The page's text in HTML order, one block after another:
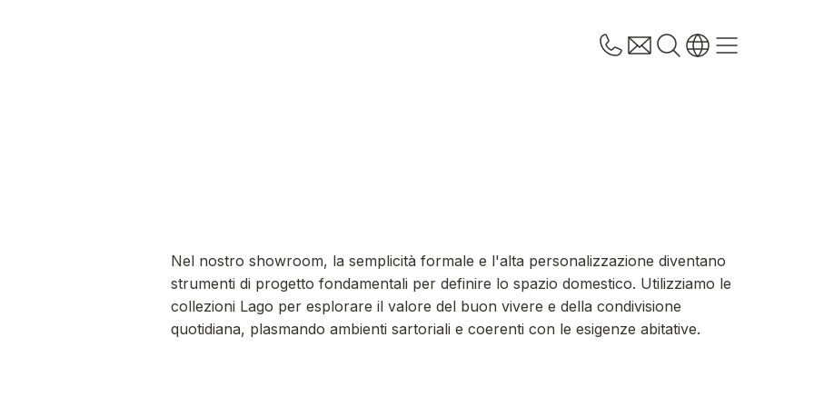
Nel nostro showroom, la semplicità formale e l'alta personalizzazione diventano
strumenti di progetto fondamentali per definire lo spazio domestico. Utilizziamo le
collezioni Lago per esplorare il valore del buon vivere e della condivisione
quotidiana, plasmando ambienti sartoriali e coerenti con le esigenze abitative.